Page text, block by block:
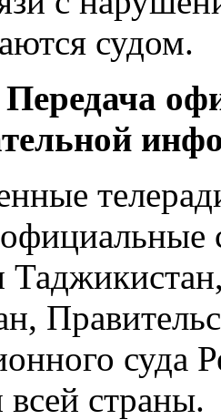
судом.
Передача
суда
страны.